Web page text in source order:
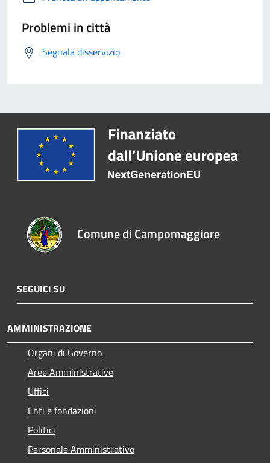
Problemi in città
Segnala disservizio
Comune di Campomaggiore
SEGUICI SU
AMMINISTRAZIONE
Organi di Governo
Aree Amministrative
Uffici
Enti e fondazioni
Politici
Personale Amministrativo